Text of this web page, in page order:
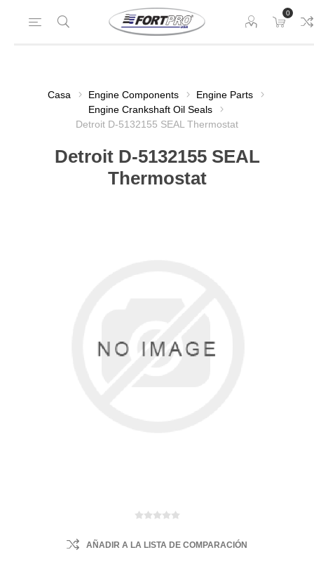
0
Casa Engine Components
Engine Parts
Engine Crankshaft Oil Seals
Detroit D-5132155 SEAL Thermostat
Detroit D-5132155 SEAL
Thermostat
AÑADIR A LA LISTA DE COMPARACIÓN